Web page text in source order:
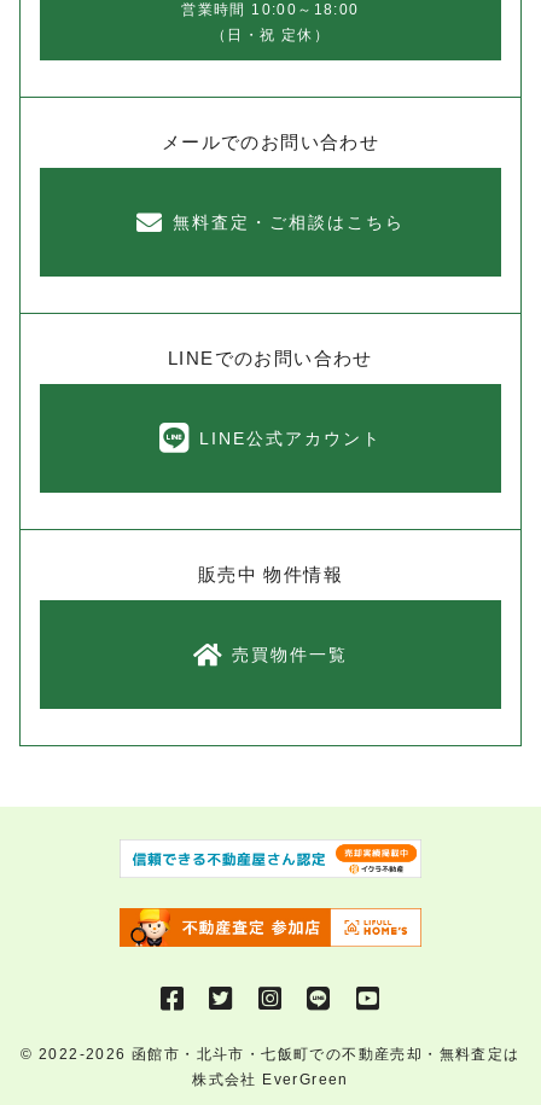
営業時間 10:00～18:00
（日・祝 定休）
メールでのお問い合わせ
無料査定・ご相談はこちら
LINEでのお問い合わせ
LINE公式アカウント
販売中 物件情報
売買物件一覧
© 2022-2026函館市・北斗市・七飯町での不動産売却・無料査定は
株式会社 EverGreen